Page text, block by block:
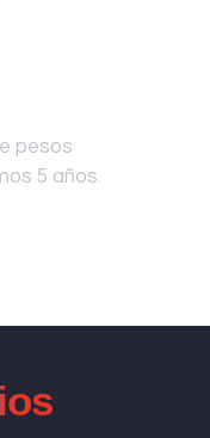
pesos
5 años.